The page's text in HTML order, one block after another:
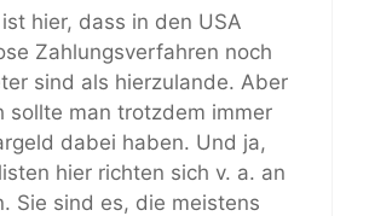
hier, dass in den USA
Zahlungsverfahren noch
sind als hierzulande. Aber
sollte man trotzdem immer
dabei haben. Und ja,
hier richten sich v. a. an
Sie sind es, die meistens